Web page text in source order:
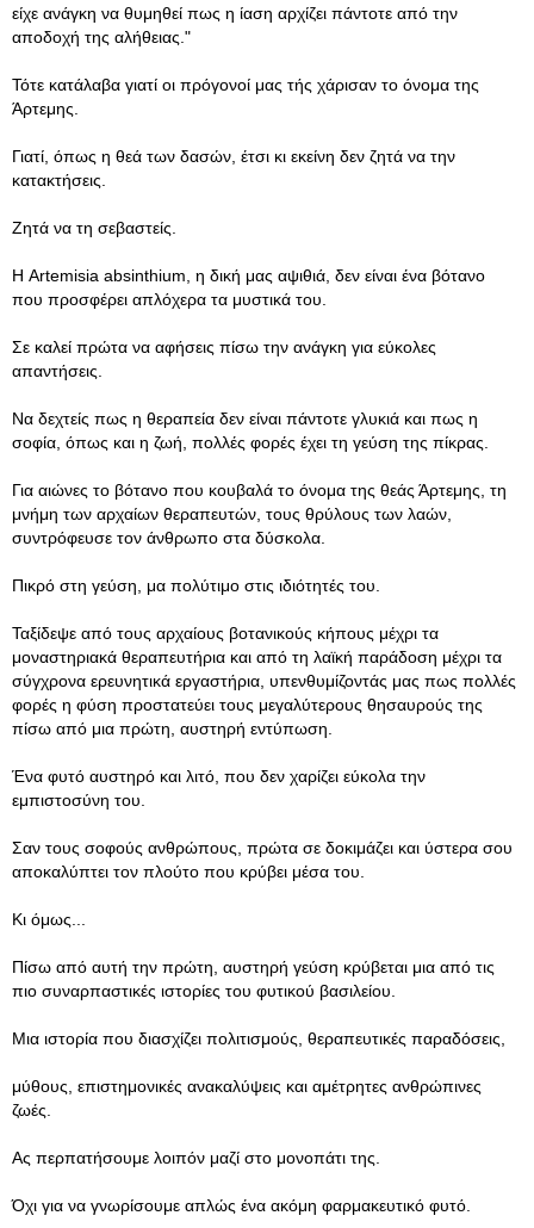
είχε ανάγκη να θυμηθεί πως η ίαση αρχίζει πάντοτε από την
αποδοχή της αλήθειας."
Τότε κατάλαβα γιατί οι πρόγονοί μας τής χάρισαν το όνομα της
Άρτεμης.
Γιατί, όπως η θεά των δασών, έτσι κι εκείνη δεν ζητά να την
κατακτήσεις.
Ζητά να τη σεβαστείς.
Η Artemisia absinthium, η δική μας αψιθιά, δεν είναι ένα βότανο
που προσφέρει απλόχερα τα μυστικά του.
Σε καλεί πρώτα να αφήσεις πίσω την ανάγκη για εύκολες
απαντήσεις.
Να δεχτείς πως η θεραπεία δεν είναι πάντοτε γλυκιά και πως η
σοφία, όπως και η ζωή, πολλές φορές έχει τη γεύση της πίκρας.
Για αιώνες το βότανο που κουβαλά το όνομα της θεάς Άρτεμης, τη
μνήμη των αρχαίων θεραπευτών, τους θρύλους των λαών,
συντρόφευσε τον άνθρωπο στα δύσκολα.
Πικρό στη γεύση, μα πολύτιμο στις ιδιότητές του.
Ταξίδεψε από τους αρχαίους βοτανικούς κήπους μέχρι τα
μοναστηριακά θεραπευτήρια και από τη λαϊκή παράδοση μέχρι τα
σύγχρονα ερευνητικά εργαστήρια, υπενθυμίζοντάς μας πως πολλές
φορές η φύση προστατεύει τους μεγαλύτερους θησαυρούς της
πίσω από μια πρώτη, αυστηρή εντύπωση.
Ένα φυτό αυστηρό και λιτό, που δεν χαρίζει εύκολα την
εμπιστοσύνη του.
Σαν τους σοφούς ανθρώπους, πρώτα σε δοκιμάζει και ύστερα σου
αποκαλύπτει τον πλούτο που κρύβει μέσα του.
Κι όμως...
Πίσω από αυτή την πρώτη, αυστηρή γεύση κρύβεται μια από τις
πιο συναρπαστικές ιστορίες του φυτικού βασιλείου.
Μια ιστορία που διασχίζει πολιτισμούς, θεραπευτικές παραδόσεις,
μύθους, επιστημονικές ανακαλύψεις και αμέτρητες ανθρώπινες
ζωές.
Ας περπατήσουμε λοιπόν μαζί στο μονοπάτι της.
Όχι για να γνωρίσουμε απλώς ένα ακόμη φαρμακευτικό φυτό.